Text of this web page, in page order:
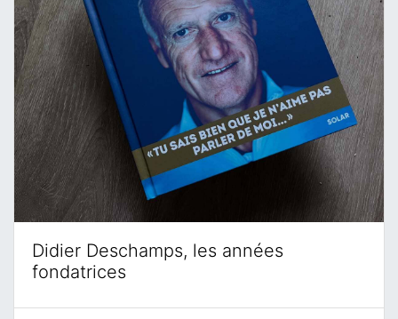
Didier Deschamps, les années
fondatrices